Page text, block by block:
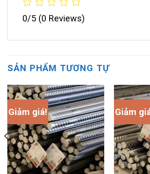
0/5 (0 Reviews)
SẢN PHẨM TƯƠNG TỰ
Giảm giá! Giảm